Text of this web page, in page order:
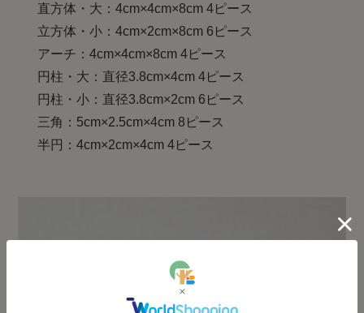
直方体・大：4cm×4cm×8cm 4ピース
立方体・小：4cm×2cm×8cm 6ピース
アーチ：4cm×4cm×8cm 4ピース
円柱・大：直径3.8cm×4cm 4ピース
円柱・小：直径3.8cm×2cm 6ピース
三角：5cm×2.5cm×4cm 8ピース
半円：4cm×2cm×4cm 4ピース